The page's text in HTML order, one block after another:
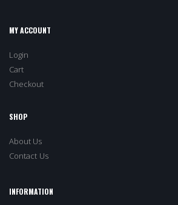
MY ACCOUNT
Login
Cart
Checkout
SHOP
About Us
Contact Us
INFORMATION